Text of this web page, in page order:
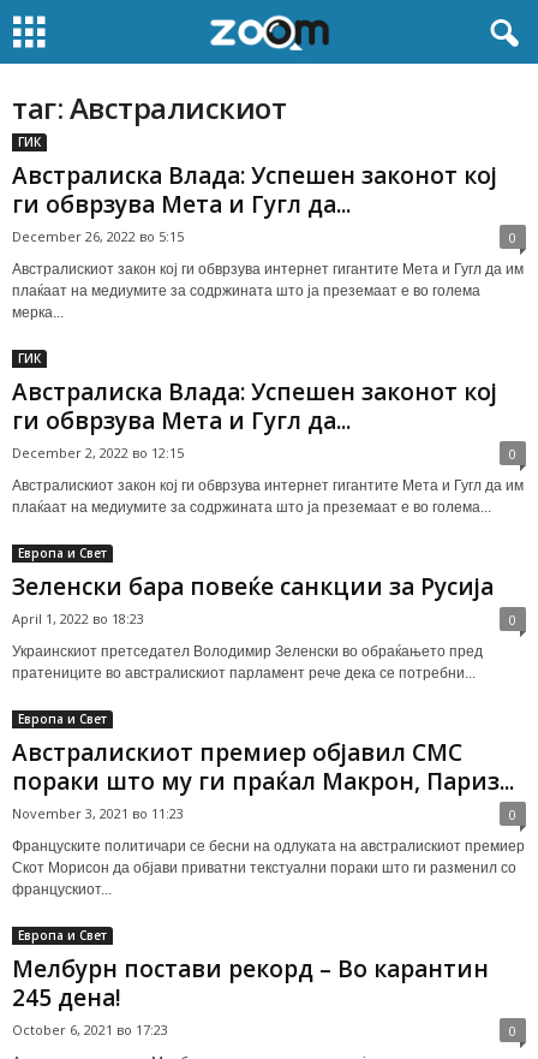
таг: Австралискиот
ГИК
Австралиска Влада: Успешен законот кој
ги обврзува Мета и Гугл да...
December 26, 2022 во 5:15 0
Австралискиот закон кој ги обврзува интернет гигантите Мета и Гугл да им
плаќаат на медиумите за содржината што ја преземаат е во голема
мерка...
ГИК
Австралиска Влада: Успешен законот кој
ги обврзува Мета и Гугл да...
December 2, 2022 во 12:15 0
Австралискиот закон кој ги обврзува интернет гигантите Мета и Гугл да им
плаќаат на медиумите за содржината што ја преземаат е во голема...
Европа и Свет
Зеленски бара повеќе санкции за Русија
April 1, 2022 во 18:23 0
Украинскиот претседател Володимир Зеленски во обраќањето пред
пратениците во австралискиот парламент рече дека се потребни...
Европа и Свет
Австралискиот премиер објавил СМС
пораки што му ги праќал Макрон, Париз...
November 3, 2021 во 11:23 0
Француските политичари се бесни на одлуката на австралискиот премиер
Скот Морисон да објави приватни текстуални пораки што ги разменил со
францускиот...
Европа и Свет
Мелбурн постави рекорд – Во карантин
245 дена!
October 6, 2021 во 17:23 0